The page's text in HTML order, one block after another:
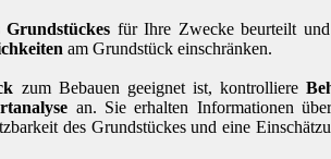
für Ihre Zwecke beurteilt
am Grundstück einschränken.
zum Bebauen geeignet ist, kontrolliere
an. Sie erhalten Informationen
des Grundstückes und eine